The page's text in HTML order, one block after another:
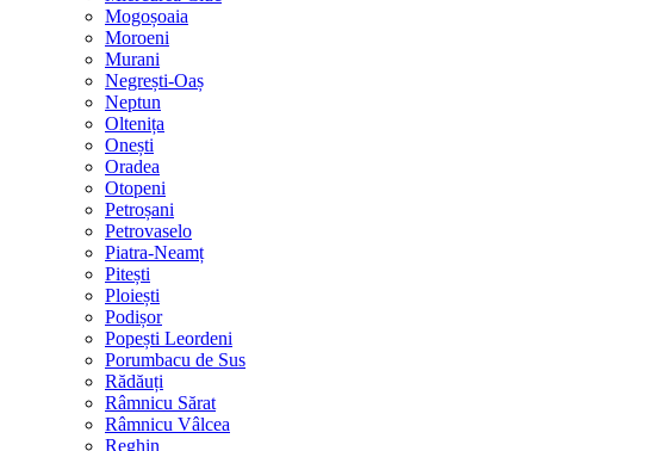
Mogoșoaia
Moroeni
Murani
Negrești-Oaș
Neptun
Oltenița
Onești
Oradea
Otopeni
Petroșani
Petrovaselo
Piatra-Neamț
Pitești
Ploiești
Podișor
Popești Leordeni
Porumbacu de Sus
Rădăuți
Râmnicu Sărat
Râmnicu Vâlcea
Reghin